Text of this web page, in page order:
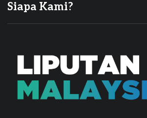
Siapa Kami?